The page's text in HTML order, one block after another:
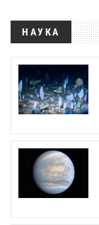
НАУКА